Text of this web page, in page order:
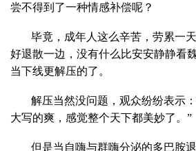
尝不得到了一种情感补偿呢？
毕竟，成年人这么辛苦，劳累一
好退散一边，没有什么比安安静静看
当下线更解压的了。
解压当然没问题，观众纷纷表示
大写的爽，感觉整个天下都美妙了。”
但是当自嗨与群嗨分泌的多巴胺